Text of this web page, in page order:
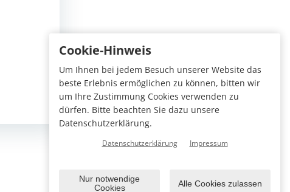
Cookie-Hinweis
Um Ihnen bei jedem Besuch unserer Website das
beste Erlebnis ermöglichen zu können, bitten wir
um Ihre Zustimmung Cookies verwenden zu
dürfen. Bitte beachten Sie dazu unsere
Datenschutzerklärung.
Datenschutzerklärung Impressum
Nur notwendige
Cookies
Alle Cookies zulassen